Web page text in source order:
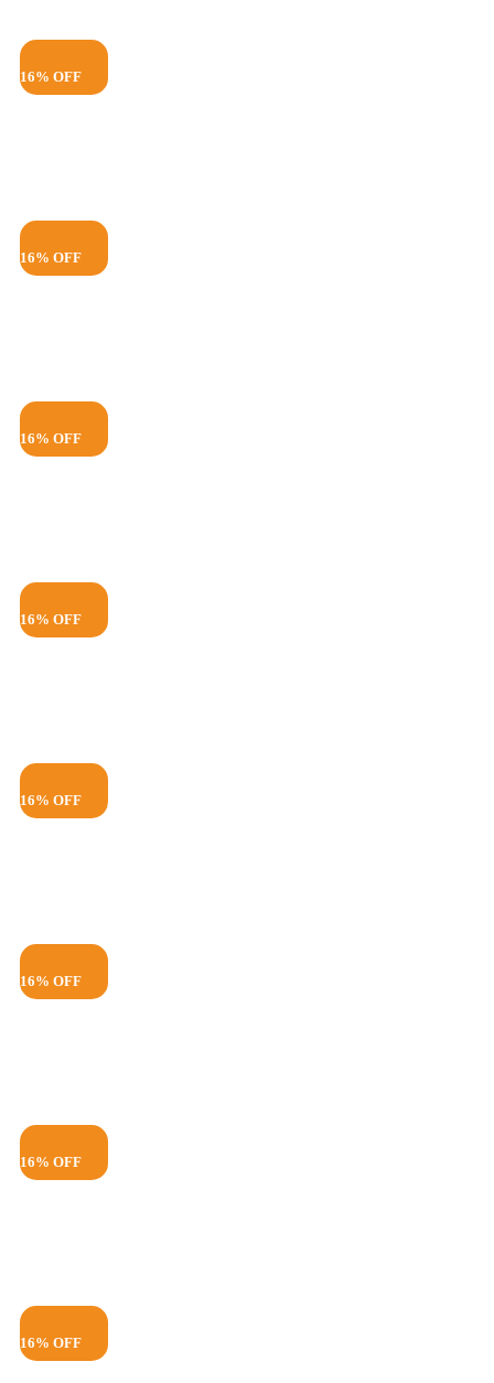
16% OFF
16% OFF
16% OFF
16% OFF
16% OFF
16% OFF
16% OFF
16% OFF